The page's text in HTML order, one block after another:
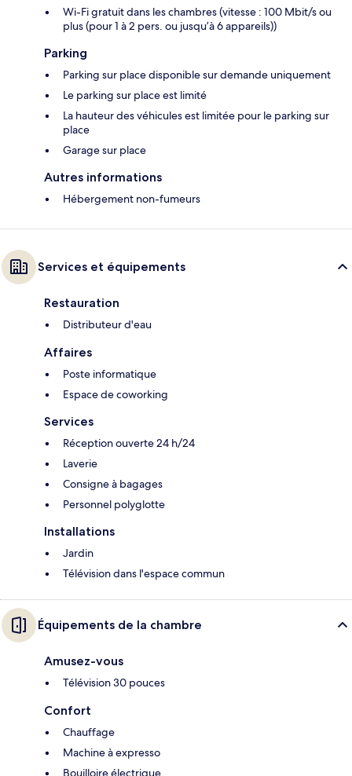
Wi-Fi gratuit dans les chambres (vitesse : 100 Mbit/s ou
plus (pour 1 à 2 pers. ou jusqu’à 6 appareils))
Parking
Parking sur place disponible sur demande uniquement
Le parking sur place est limité
La hauteur des véhicules est limitée pour le parking sur
place
Garage sur place
Autres informations
Hébergement non-fumeurs
Services et équipements
Restauration
Distributeur d'eau
Affaires
Poste informatique
Espace de coworking
Services
Réception ouverte 24 h/24
Laverie
Consigne à bagages
Personnel polyglotte
Installations
Jardin
Télévision dans l'espace commun
Équipements de la chambre
Amusez-vous
Télévision 30 pouces
Confort
Chauffage
Machine à expresso
Bouilloire électrique